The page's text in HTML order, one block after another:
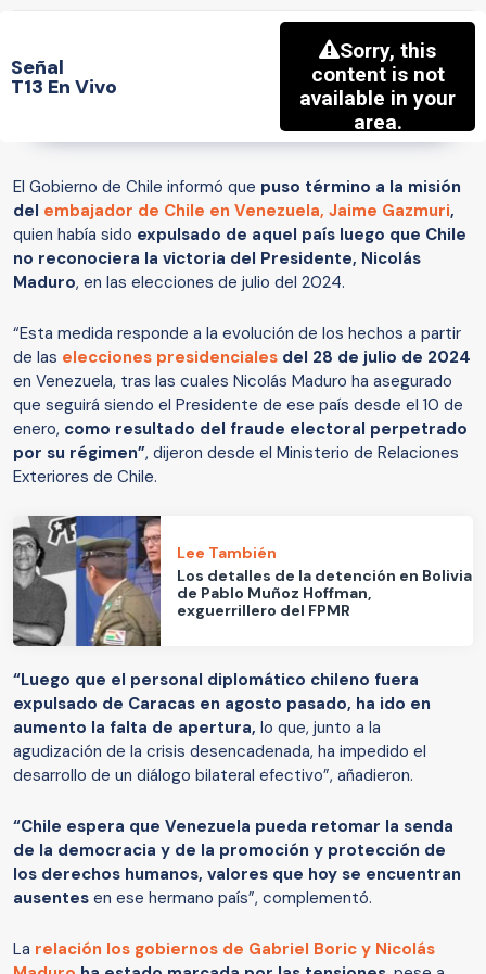
Señal
T13 En Vivo
El Gobierno de Chile informó que puso término a la misión
del embajador de Chile en Venezuela, Jaime Gazmuri,
quien había sido expulsado de aquel país luego que Chile
no reconociera la victoria del Presidente, Nicolás
Maduro, en las elecciones de julio del 2024.
“Esta medida responde a la evolución de los hechos a partir
de las elecciones presidenciales del 28 de julio de 2024
en Venezuela, tras las cuales Nicolás Maduro ha asegurado
que seguirá siendo el Presidente de ese país desde el 10 de
enero, como resultado del fraude electoral perpetrado
por su régimen”, dijeron desde el Ministerio de Relaciones
Exteriores de Chile.
Lee También
Los detalles de la detención en Bolivia
de Pablo Muñoz Hoffman,
exguerrillero del FPMR
“Luego que el personal diplomático chileno fuera
expulsado de Caracas en agosto pasado, ha ido en
aumento la falta de apertura, lo que, junto a la
agudización de la crisis desencadenada, ha impedido el
desarrollo de un diálogo bilateral efectivo”, añadieron.
“Chile espera que Venezuela pueda retomar la senda
de la democracia y de la promoción y protección de
los derechos humanos, valores que hoy se encuentran
ausentes en ese hermano país”, complementó.
La relación los gobiernos de Gabriel Boric y Nicolás